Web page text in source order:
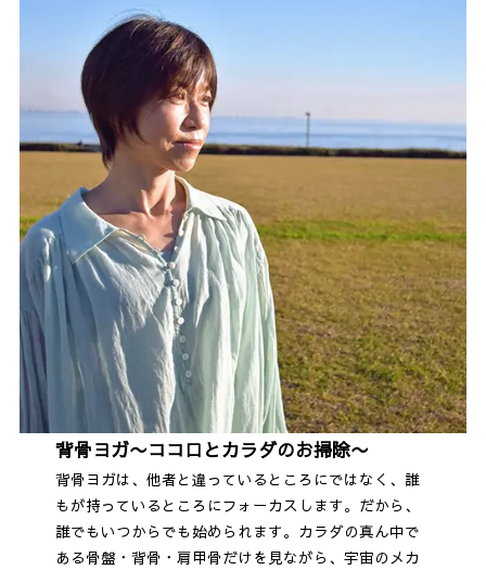
背骨ヨガ〜ココロとカラダのお掃除〜
背骨ヨガは、他者と違っているところにではなく、誰
もが持っているところにフォーカスします。だから、
誰でもいつからでも始められます。カラダの真ん中で
ある骨盤・背骨・肩甲骨だけを見ながら、宇宙のメカ